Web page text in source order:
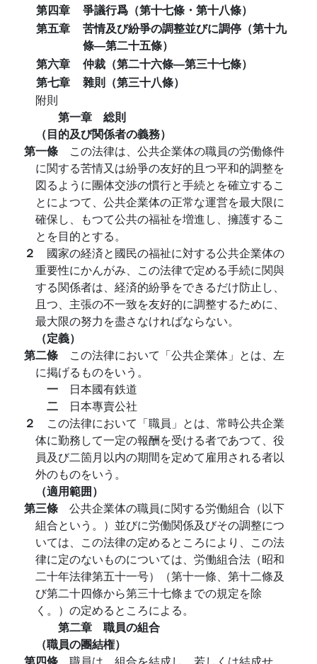
第四章
爭議行爲（第十七條・第十八條）
第五章
苦情及び紛爭の調整並びに調停（第十九
條―第二十五條）
第六章
仲裁（第二十六條―第三十七條）
第七章
雜則（第三十八條）
附則
第一章 総則
（目的及び関係者の義務）
第一條 この法律は、公共企業体の職員の労働條件
に関する苦情又は紛爭の友好的且つ平和的調整を
図るように團体交渉の慣行と手続とを確立するこ
とによつて、公共企業体の正常な運営を最大限に
確保し、もつて公共の福祉を増進し、擁護するこ
とを目的とする。
２ 國家の経済と國民の福祉に対する公共企業体の
重要性にかんがみ、この法律で定める手続に関與
する関係者は、経済的紛爭をできるだけ防止し、
且つ、主張の不一致を友好的に調整するために、
最大限の努力を盡さなければならない。
（定義）
第二條 この法律において「公共企業体」とは、左
に掲げるものをいう。
一 日本國有鉄道
二 日本專賣公社
２ この法律において「職員」とは、常時公共企業
体に勤務して一定の報酬を受ける者であつて、役
員及び二箇月以内の期間を定めて雇用される者以
外のものをいう。
（適用範囲）
第三條 公共企業体の職員に関する労働組合（以下
組合という。）並びに労働関係及びその調整につ
いては、この法律の定めるところにより、この法
律に定のないものについては、労働組合法（昭和
二十年法律第五十一号）（第十一條、第十二條及
び第二十四條から第三十七條までの規定を除
く。）の定めるところによる。
第二章 職員の組合
（職員の團結権）